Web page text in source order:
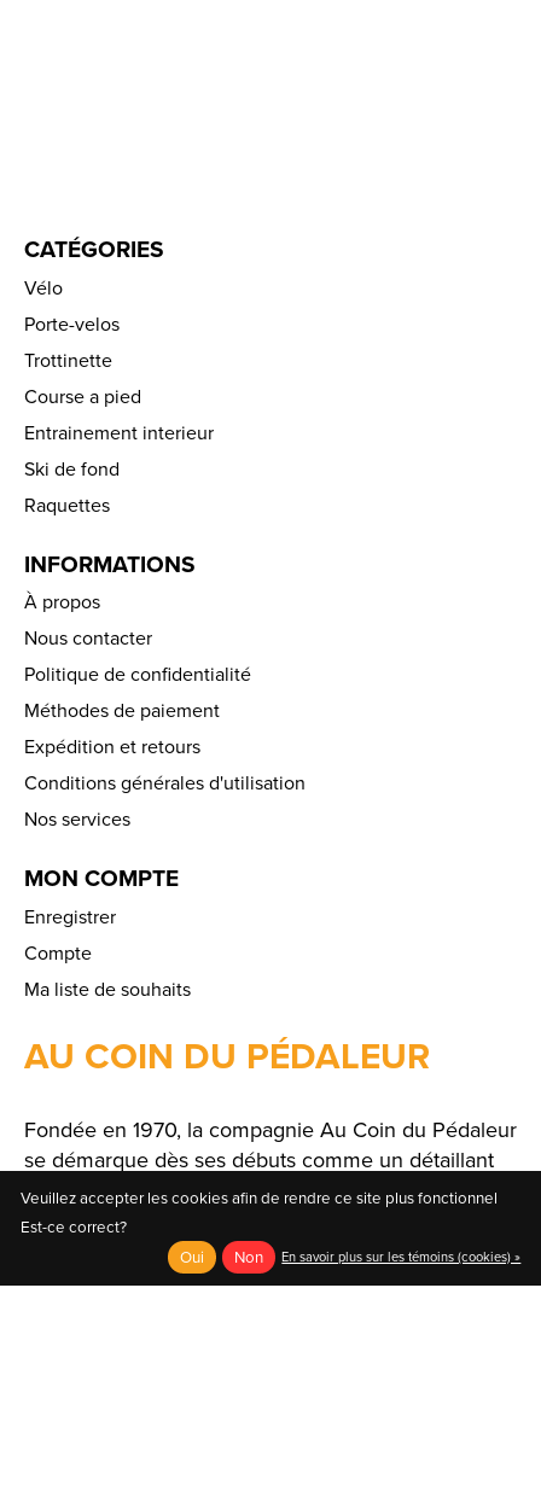
CATÉGORIES
Vélo
Porte-velos
Trottinette
Course a pied
Entrainement interieur
Ski de fond
Raquettes
INFORMATIONS
À propos
Nous contacter
Politique de confidentialité
Méthodes de paiement
Expédition et retours
Conditions générales d'utilisation
Nos services
MON COMPTE
Enregistrer
Compte
Ma liste de souhaits
AU COIN DU PÉDALEUR
Fondée en 1970, la compagnie Au Coin du Pédaleur
se démarque dès ses débuts comme un détaillant
spécialisé offrant un large choix de produits et de
solutions.
Veuillez accepter les cookies afin de rendre ce site plus fonctionnel
Est-ce correct?
Oui
Non En savoir plus sur les témoins (cookies) »